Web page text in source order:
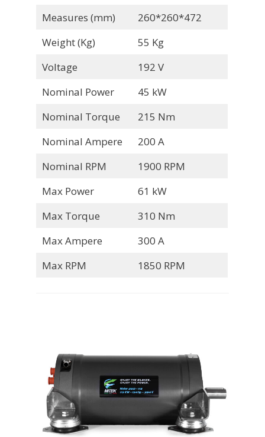
Measures (mm)
260*260*472
Weight (Kg)
55 Kg
Voltage
192 V
Nominal Power
45 kW
Nominal Torque
215 Nm
Nominal Ampere
200 A
Nominal RPM
1900 RPM
Max Power
61 kW
Max Torque
310 Nm
Max Ampere
300 A
Max RPM
1850 RPM